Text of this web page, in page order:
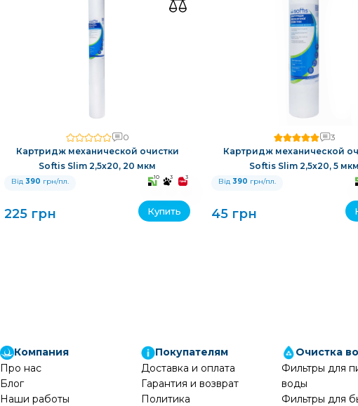
0
Картридж механической очистки
Softis Slim 2,5x20, 20 мкм
Від 390 грн/пл. 10 3 3
225 грн Купить
3
Картридж механической
Softis Slim 2,5x20, 5 мкм
Від 390 грн/пл.
45 грн
Компания
Про нас
Блог
Наши работы
Покупателям
Доставка и оплата
Гарантия и возврат
Политика
Очистка
Фильтры для
воды
Фильтры для